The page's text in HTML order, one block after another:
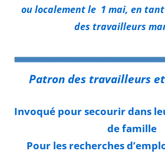
ou localement le 1 mai, en
des travailleurs
Patron des travailleurs
Invoqué pour secourir dans
de famille
Pour les recherches